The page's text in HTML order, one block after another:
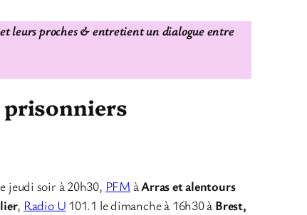
leurs proches & entretient un dialogue entre
prisonniers
jeudi soir à 20h30, PFM àArras et alentours
, Radio U 101.1 le dimanche à 16h30 à Brest,